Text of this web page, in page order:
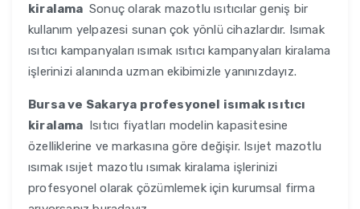
kiralama Sonuç olarak mazotlu ısıtıcılar geniş bir
kullanım yelpazesi sunan çok yönlü cihazlardır. Isımak
ısıtıcı kampanyaları ısımak ısıtıcı kampanyaları kiralama
işlerinizi alanında uzman ekibimizle yanınızdayız.
Bursa ve Sakarya profesyonel isımak ısıtıcı
kiralama Isıtıcı fiyatları modelin kapasitesine
özelliklerine ve markasına göre değişir. Isıjet mazotlu
ısımak ısıjet mazotlu ısımak kiralama işlerinizi
profesyonel olarak çözümlemek için kurumsal firma